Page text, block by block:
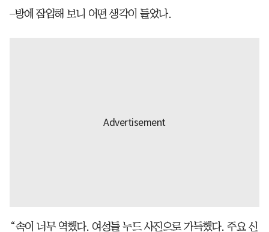
–방에 잠입해 보니 어떤 생각이 들었나.
“속이 너무 역했다. 여성들 누드 사진으로 가득했다. 주요 신